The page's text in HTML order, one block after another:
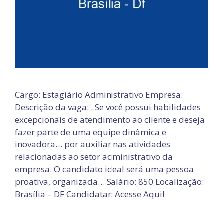
Cargo: Estagiário Administrativo Empresa:
Descrição da vaga: . Se você possui habilidades
excepcionais de atendimento ao cliente e deseja
fazer parte de uma equipe dinâmica e
inovadora… por auxiliar nas atividades
relacionadas ao setor administrativo da
empresa. O candidato ideal será uma pessoa
proativa, organizada… Salário: 850 Localização:
Brasília – DF Candidatar: Acesse Aqui!